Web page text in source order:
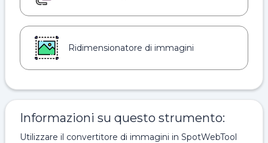
Ridimensionatore di immagini
Informazioni su questo strumento:
Utilizzare il convertitore di immagini in SpotWebTool